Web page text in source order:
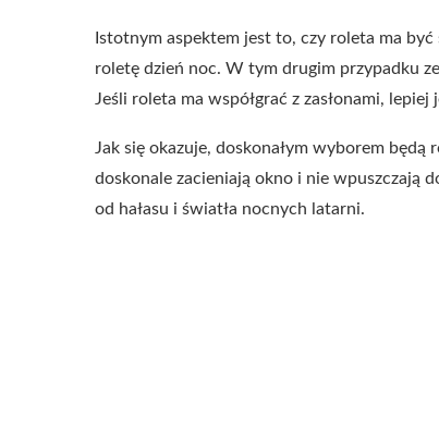
Istotnym aspektem jest to, czy roleta ma
roletę dzień noc. W tym drugim przypadku
Jeśli roleta ma współgrać z zasłonami,
Jak się okazuje, doskonałym wyborem
doskonale zacieniają okno i nie wpuszczają
od hałasu i światła nocnych latarni.